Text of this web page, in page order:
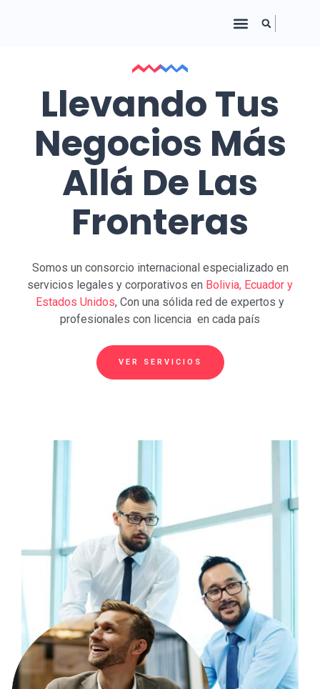
Llevando Tus
Negocios Más
Allá De Las
Fronteras
Somos un consorcio internacional especializado en
servicios legales y corporativos en Bolivia, Ecuador y
Estados Unidos, Con una sólida red de expertos y
profesionales con licencia en cada país
VER SERVICIOS